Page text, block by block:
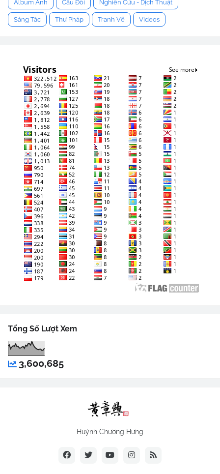
Album Ảnh Câu Đối Nghiên Cứu - Dịch Thuật
Sáng Tác Thư Pháp Tranh Vẽ Videos
Tổng Số Lượt Xem
3,600,685
Huỳnh Chương Hưng